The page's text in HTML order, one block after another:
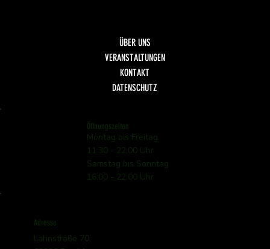
ÜBER UNS
VERANSTALTUNGEN
KONTAKT
DATENSCHUTZ
Öffnungszeiten
Montag bis Freitag
11:30 - 22:00 Uhr
Samstag bis Sonntag
16:00 - 22:00 Uhr
Adresse
Lahnstraße 70,